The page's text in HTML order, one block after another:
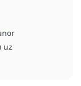
uz